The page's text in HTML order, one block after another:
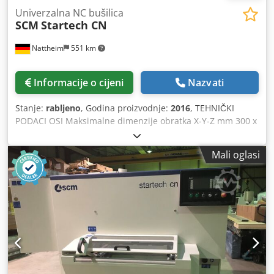
Nattheim 551 km
Univerzalna NC bušilica
SCM Startech CN
Informacije o cijeni Nazvati
Stanje: rabljeno, Godina proizvodnje: 2016, TEHNIČKI
PODACI OSI Maksimalne dimenzije obratka X-Y-Z mm 300 x
90 x 50 Radna površina mm 0 x 800/0 x 800 Hod osi X mm
750 Maks X-Y osi m/min 25 BUŠILICA Vertikalna vretena
Broj 7 (4X-4Y jedno od njih zajedničko) Horizontalna
vretena (duž Y osi) Broj 2 (1+1) Horizontalna vretena (duž X
osi) Broj 1 Fiksna pila za utore (smjer) X Promjer pile za
utore mm 100 Maks.debljina pile za utore mm 5 Snaga
motora kW (HP) 1,5 (2) Broj okretaja vretena rpm 3350
Brzina pile za utore rpm 4300 INSTALACIJA Napajanje V
(Hz) 380 / 400 (50 / 60) Instalirana snaga KVA 4,5 Potreban
komprimirani zrak bar 6 Potrošnja komprimiranog zraka
Nl/ciklus 90 Potreba za ekstrakcijom m3 / h 1200 Brzina
Mali oglasi